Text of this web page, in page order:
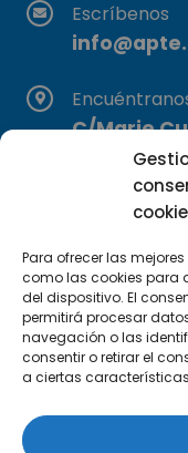
Para ofrecer las
como las cookies para
del dispositivo. El
permitirá procesar
navegación o las
consentir o retirar el
a ciertas
Escríbenos
C/Marie
29590